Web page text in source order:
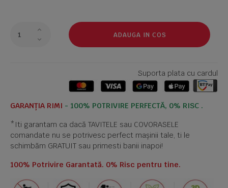
ADAUGA IN COS
Suporta plata cu cardul
GARANȚIA RIMI - 100% POTRIVIRE PERFECTĂ, 0% RISC .
*Iti garantam ca dacă TAVITELE sau COVORASELE
comandate nu se potrivesc perfect mașinii tale, ti le
schimbăm GRATUIT sau primesti banii inapoi!
100% Potrivire Garantată. 0% Risc pentru tine.